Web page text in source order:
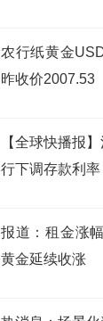
农行纸黄金
昨收价2007.53
【全球快播报
行下调存款利
报道：租金涨
黄金延续收涨